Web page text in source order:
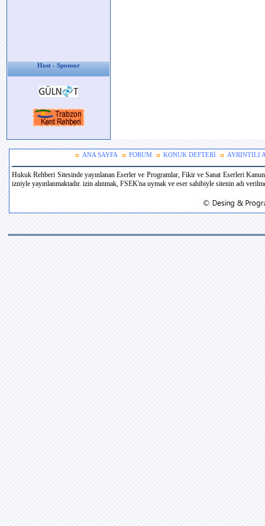
Host - Sponsor
ANA SAYFA FORUM KONUK DEFTERİ AYRINTILI
Hukuk Rehberi Sitesinde yayınlanan Eserler ve Programlar, Fikir ve Sanat Eserleri
izniyle yayınlanmaktadır. izin alınmak, FSEK'na uymak ve eser sahibiyle sitenin adı